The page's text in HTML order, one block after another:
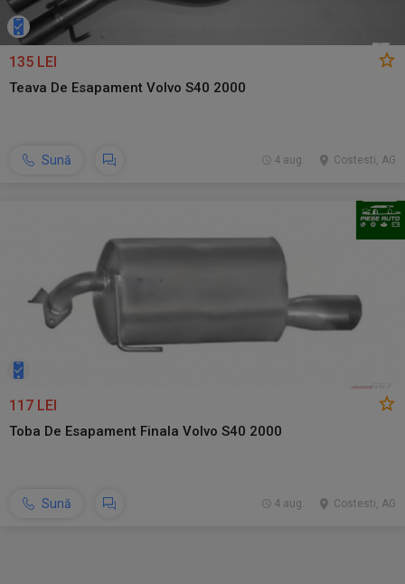
135 LEI
Teava De Esapament Volvo S40 2000
Sună Costesti, AG
4 aug.
117 LEI
Toba De Esapament Finala Volvo S40 2000
Sună Costesti, AG
4 aug.